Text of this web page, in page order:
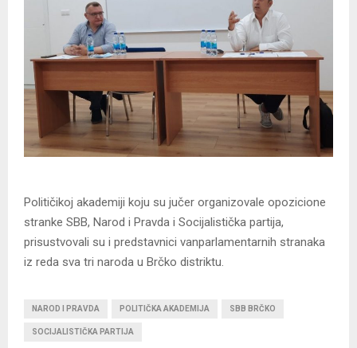
Političikoj akademiji koju su jučer organizovale opozicione
stranke SBB, Narod i Pravda i Socijalistička partija,
prisustvovali su i predstavnici vanparlamentarnih stranaka
iz reda sva tri naroda u Brčko distriktu.
NAROD I PRAVDA POLITIČKA AKADEMIJA SBB BRČKO
SOCIJALISTIČKA PARTIJA